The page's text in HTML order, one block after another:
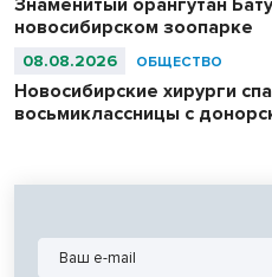
новосибирском зоопарке
08.08.2026 ОБЩЕСТВО
Новосибирские хирурги
восьмиклассницы с